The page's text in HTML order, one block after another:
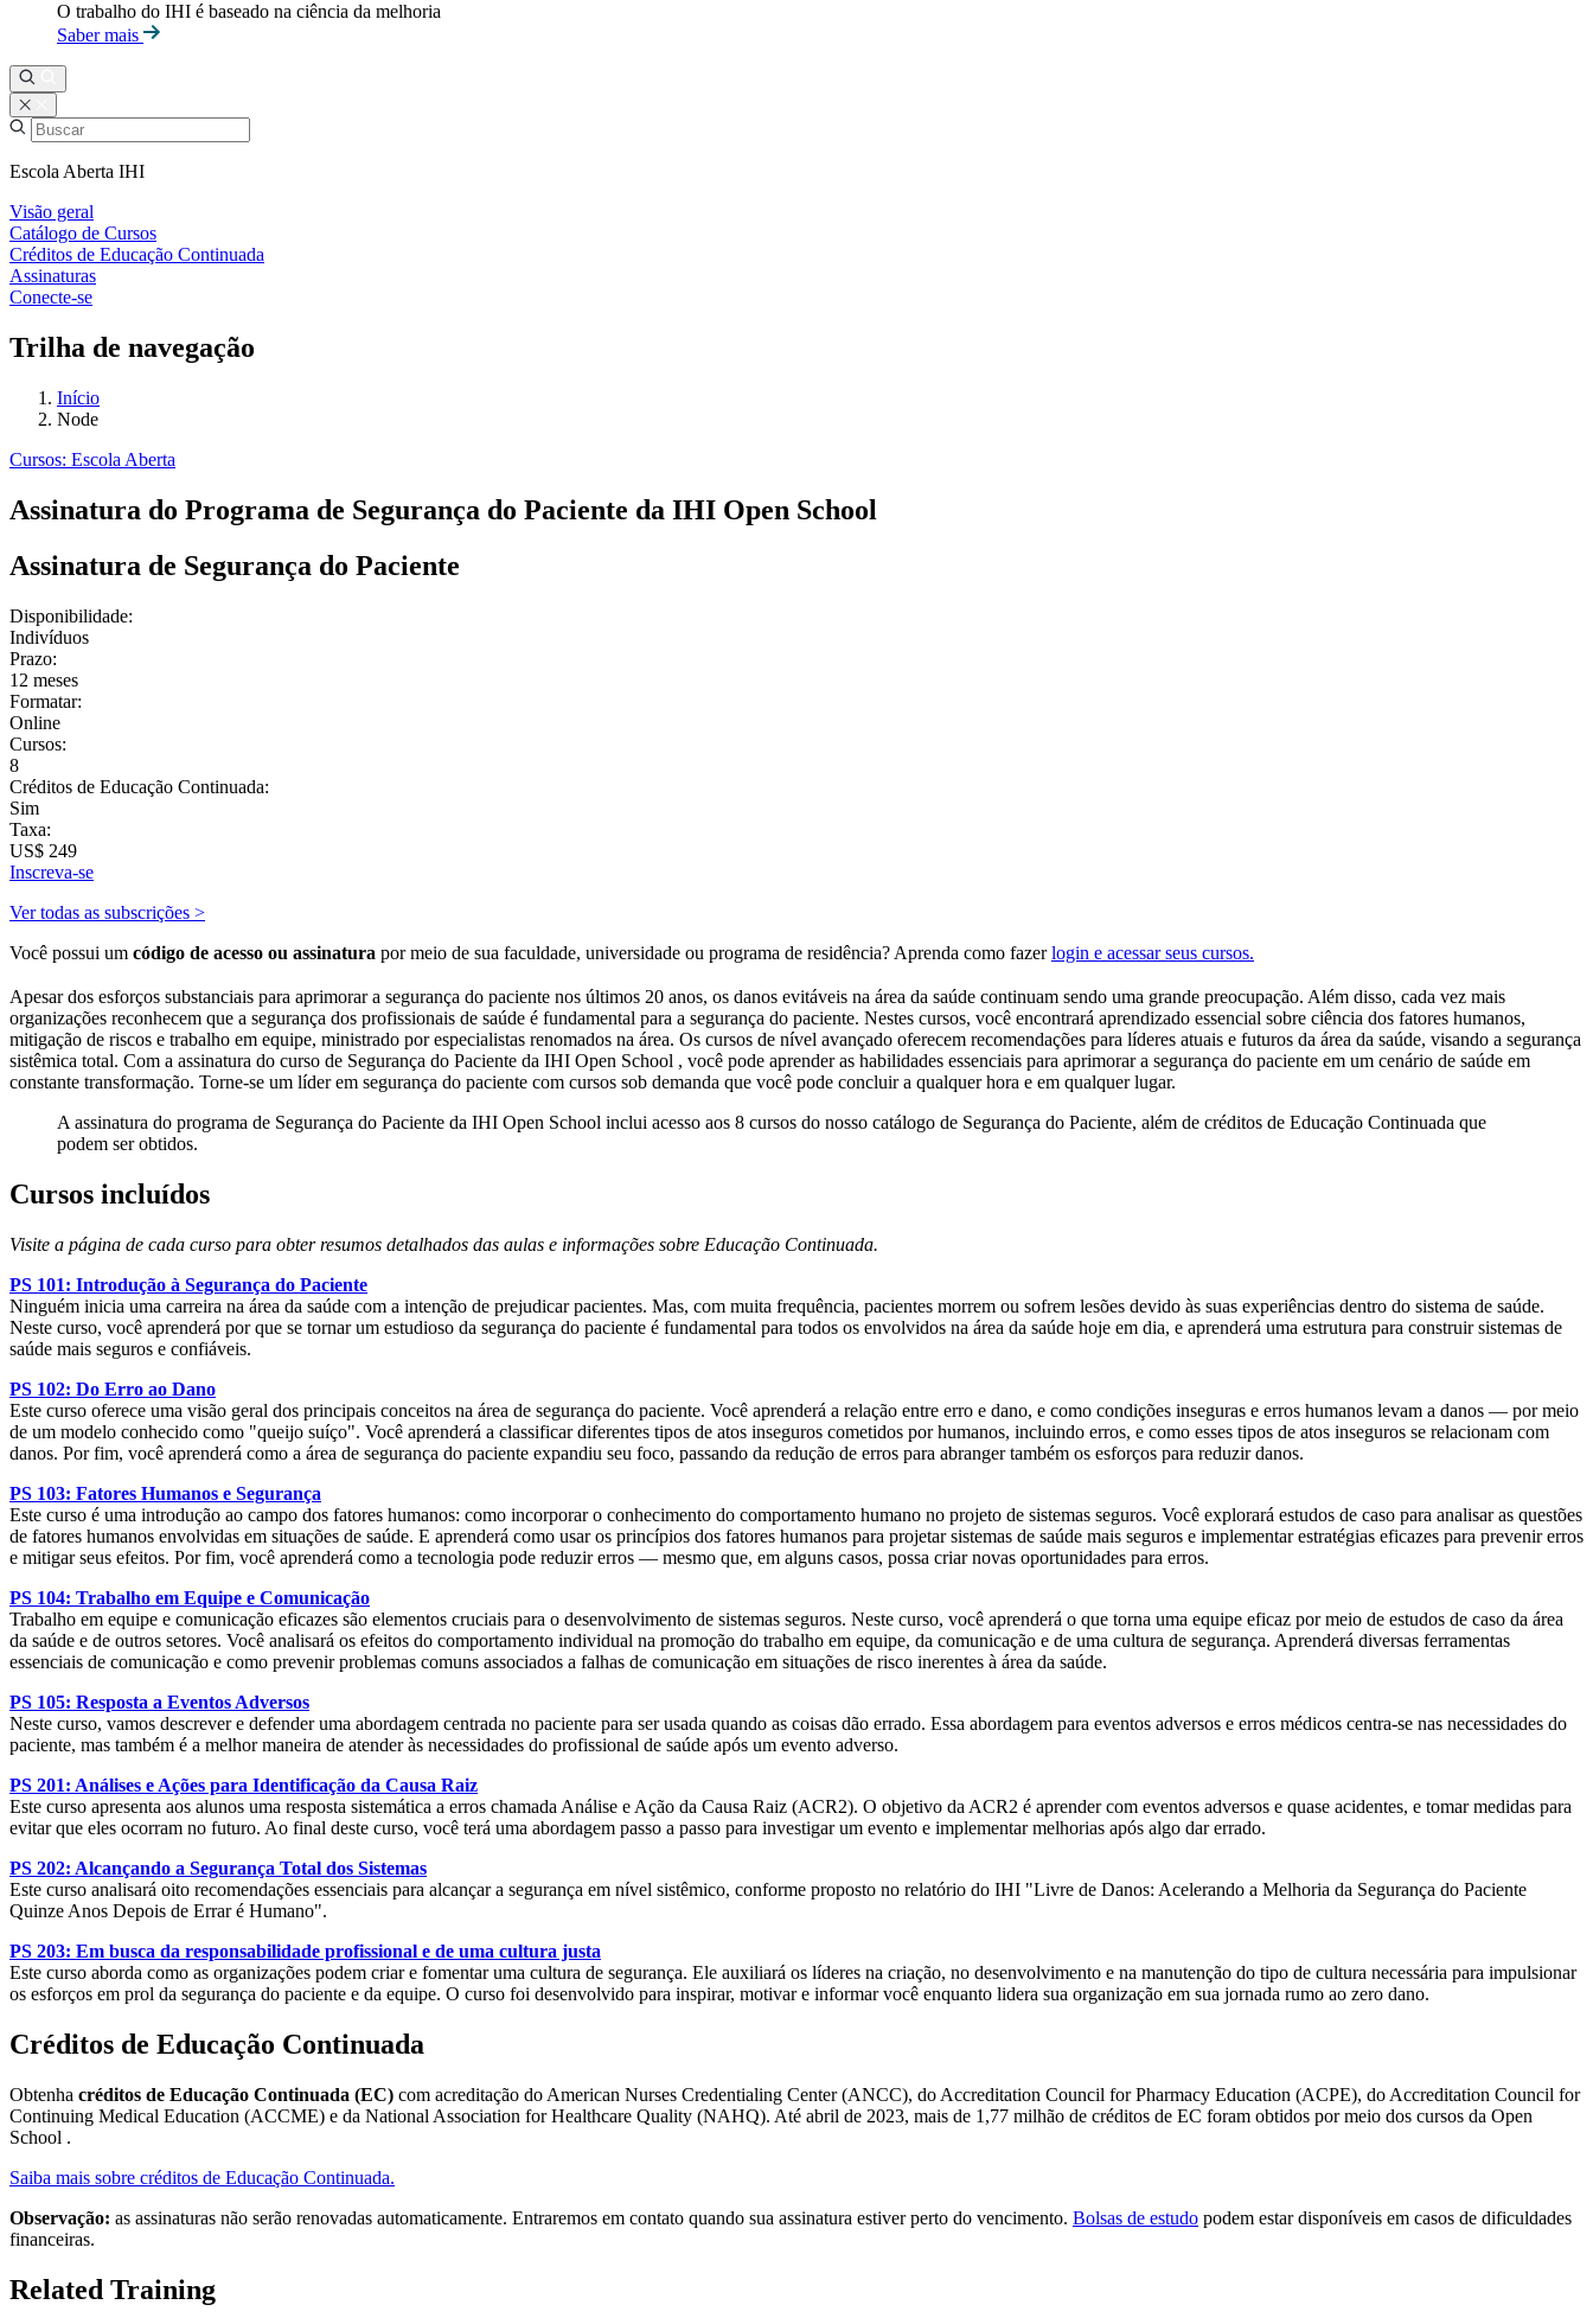
O trabalho do IHI é baseado na ciência da melhoria
Saber mais
Escola Aberta IHI
Visão geral
Catálogo de Cursos
Créditos de Educação Continuada
Assinaturas
Conecte-se
Trilha de navegação
Início
Node
Cursos: Escola Aberta
Assinatura do Programa de Segurança do Paciente da IHI Open School
Assinatura de Segurança do Paciente
Disponibilidade:
Indivíduos
Prazo:
12 meses
Formatar:
Online
Cursos:
8
Créditos de Educação Continuada:
Sim
Taxa:
US$ 249
Inscreva-se
Ver todas as subscrições >
Você possui um código de acesso ou assinatura por meio de sua faculdade, universidade ou programa de residência? Aprenda como fazerlogin e acessar seus cursos.
Apesar dos esforços substanciais para aprimorar a segurança do paciente nos últimos 20 anos, os danos evitáveis ​​na área da saúde continuam sendo uma grande preocupação. Além disso, cada vez mais
organizações reconhecem que a segurança dos profissionais de saúde é fundamental para a segurança do paciente. Nestes cursos, você encontrará aprendizado essencial sobre ciência dos fatores humanos,
mitigação de riscos e trabalho em equipe, ministrado por especialistas renomados na área. Os cursos de nível avançado oferecem recomendações para líderes atuais e futuros da área da saúde, visando a segurança
sistêmica total. Com a assinatura do curso de Segurança do Paciente da IHI Open School , você pode aprender as habilidades essenciais para aprimorar a segurança do paciente em um cenário de saúde em
constante transformação. Torne-se um líder em segurança do paciente com cursos sob demanda que você pode concluir a qualquer hora e em qualquer lugar.
A assinatura do programa de Segurança do Paciente da IHI Open School inclui acesso aos 8 cursos do nosso catálogo de Segurança do Paciente, além de créditos de Educação Continuada que
podem ser obtidos.
Cursos incluídos
Visite a página de cada curso para obter resumos detalhados das aulas e informações sobre Educação Continuada.
PS 101: Introdução à Segurança do Paciente
Ninguém inicia uma carreira na área da saúde com a intenção de prejudicar pacientes. Mas, com muita frequência, pacientes morrem ou sofrem lesões devido às suas experiências dentro do sistema de saúde.
Neste curso, você aprenderá por que se tornar um estudioso da segurança do paciente é fundamental para todos os envolvidos na área da saúde hoje em dia, e aprenderá uma estrutura para construir sistemas de
saúde mais seguros e confiáveis.
PS 102: Do Erro ao Dano
Este curso oferece uma visão geral dos principais conceitos na área de segurança do paciente. Você aprenderá a relação entre erro e dano, e como condições inseguras e erros humanos levam a danos — por meio
de um modelo conhecido como "queijo suíço". Você aprenderá a classificar diferentes tipos de atos inseguros cometidos por humanos, incluindo erros, e como esses tipos de atos inseguros se relacionam com
danos. Por fim, você aprenderá como a área de segurança do paciente expandiu seu foco, passando da redução de erros para abranger também os esforços para reduzir danos.
PS 103: Fatores Humanos e Segurança
Este curso é uma introdução ao campo dos fatores humanos: como incorporar o conhecimento do comportamento humano no projeto de sistemas seguros. Você explorará estudos de caso para analisar as questões
de fatores humanos envolvidas em situações de saúde. E aprenderá como usar os princípios dos fatores humanos para projetar sistemas de saúde mais seguros e implementar estratégias eficazes para prevenir erros
e mitigar seus efeitos. Por fim, você aprenderá como a tecnologia pode reduzir erros — mesmo que, em alguns casos, possa criar novas oportunidades para erros.
PS 104: Trabalho em Equipe e Comunicação
Trabalho em equipe e comunicação eficazes são elementos cruciais para o desenvolvimento de sistemas seguros. Neste curso, você aprenderá o que torna uma equipe eficaz por meio de estudos de caso da área
da saúde e de outros setores. Você analisará os efeitos do comportamento individual na promoção do trabalho em equipe, da comunicação e de uma cultura de segurança. Aprenderá diversas ferramentas
essenciais de comunicação e como prevenir problemas comuns associados a falhas de comunicação em situações de risco inerentes à área da saúde.
PS 105: Resposta a Eventos Adversos
Neste curso, vamos descrever e defender uma abordagem centrada no paciente para ser usada quando as coisas dão errado. Essa abordagem para eventos adversos e erros médicos centra-se nas necessidades do
paciente, mas também é a melhor maneira de atender às necessidades do profissional de saúde após um evento adverso.
PS 201: Análises e Ações para Identificação da Causa Raiz
Este curso apresenta aos alunos uma resposta sistemática a erros chamada Análise e Ação da Causa Raiz (ACR2). O objetivo da ACR2 é aprender com eventos adversos e quase acidentes, e tomar medidas para
evitar que eles ocorram no futuro. Ao final deste curso, você terá uma abordagem passo a passo para investigar um evento e implementar melhorias após algo dar errado.
PS 202: Alcançando a Segurança Total dos Sistemas
Este curso analisará oito recomendações essenciais para alcançar a segurança em nível sistêmico, conforme proposto no relatório do IHI "Livre de Danos: Acelerando a Melhoria da Segurança do Paciente
Quinze Anos Depois de Errar é Humano".
PS 203: Em busca da responsabilidade profissional e de uma cultura justa
Este curso aborda como as organizações podem criar e fomentar uma cultura de segurança. Ele auxiliará os líderes na criação, no desenvolvimento e na manutenção do tipo de cultura necessária para impulsionar
os esforços em prol da segurança do paciente e da equipe. O curso foi desenvolvido para inspirar, motivar e informar você enquanto lidera sua organização em sua jornada rumo ao zero dano.
Créditos de Educação Continuada
Obtenha créditos de Educação Continuada (EC) com acreditação do American Nurses Credentialing Center (ANCC), do Accreditation Council for Pharmacy Education (ACPE), do Accreditation Council for
Continuing Medical Education (ACCME) e da National Association for Healthcare Quality (NAHQ). Até abril de 2023, mais de 1,77 milhão de créditos de EC foram obtidos por meio dos cursos da Open
School .
Saiba mais sobre créditos de Educação Continuada.
Observação: as assinaturas não serão renovadas automaticamente. Entraremos em contato quando sua assinatura estiver perto do vencimento. Bolsas de estudo podem estar disponíveis em casos de dificuldades
financeiras.
Related Training